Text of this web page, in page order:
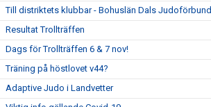
Till distriktets klubbar - Bohuslän Dals Judoförbund
Resultat Trollträffen
Dags för Trollträffen 6 & 7 nov!
Träning på höstlovet v44?
Adaptive Judo i Landvetter